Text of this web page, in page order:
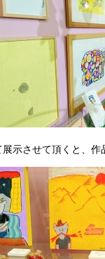
展示させて頂くと、